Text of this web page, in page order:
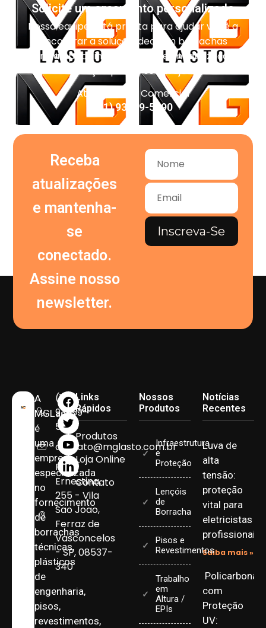
Solicite um orçamento personalizado
Nossa equipe está pronta para ajudar você a
encontrar a solução ideal em borrachas
técnicas, pisos industriais, impermeabilização e
vedação para o seu projeto.
Atendimento Comercial
(11) 93959-5090
Receba
atualizações
e mantenha-
se
conectado.
Assine nosso
newsletter.
Inscreva-Se
A
MGLasto
é
uma
empresa
especializada
no
fornecimento
de
borrachas
técnicas,
plásticos
de
engenharia,
pisos,
revestimentos,
(11)
93959-
5090
contato@mglasto.com.br
Rua
Ernestina,
255 - Vila
Sao Joao,
Ferraz de
Vasconcelos
- SP, 08537-
340
Links
Rápidos
Produtos
Loja Online
Contato
Nossos
Produtos
Infraestrutura
e
Proteção
Lençóis
de
Borracha
Pisos e
Revestimentos
Trabalho
em
Altura /
EPIs
Notícias
Recentes
Luva de
alta
tensão:
proteção
vital para
eletricistas
profissionais
Saiba mais »
com
Proteção
UV: